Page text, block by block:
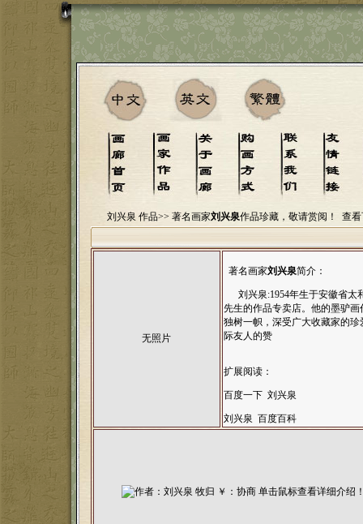
刘兴泉 作品>> 著名画家刘兴泉作品珍藏，敬请赏阅！ 查
无照片
著名画家刘兴泉简介：
刘兴泉:1954年生于安徽省太
先生的作品专卖店。他的墨驴
独树一帜，深受广大收藏家的珍
际友人的赞
扩展阅读：
百度一下 刘兴泉
刘兴泉 百度百科